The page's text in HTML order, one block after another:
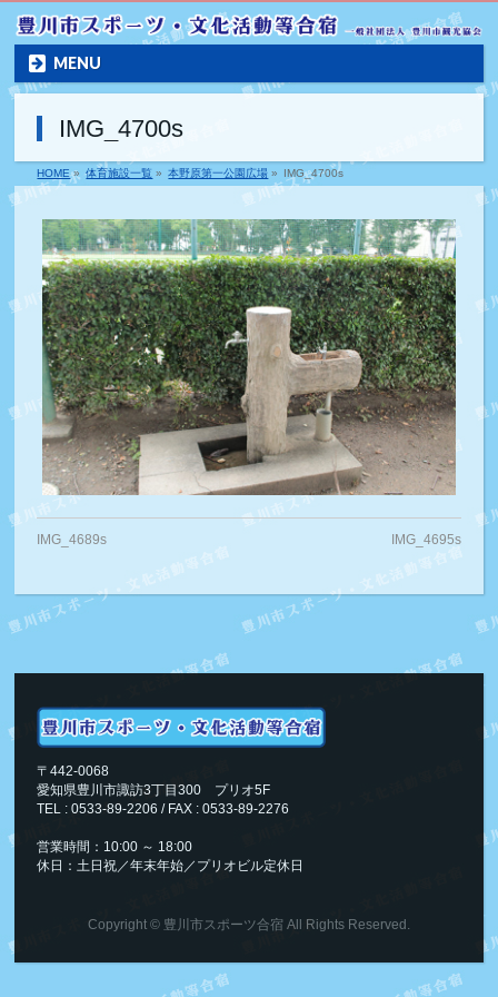
MENU
IMG_4700s
HOME» 体育施設一覧 » 本野原第一公園広場 » IMG_4700s
IMG_4689s IMG_4695s
〒442-0068
愛知県豊川市諏訪3丁目300 プリオ5F
TEL : 0533-89-2206 / FAX : 0533-89-2276
営業時間：10:00 ～ 18:00
休日：土日祝／年末年始／プリオビル定休日
Copyright © 豊川市スポーツ合宿All Rights Reserved.